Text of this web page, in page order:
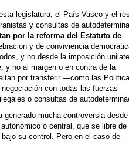
legislatura, el País Vasco y el
y consultas de
por la reforma del Estatuto de
y de conviviencia
y no desde la imposición
y no al margen o en contra de la
por transferir —como las
con todas las fuerzas
o consultas de
generado mucha controversia desde
o central, que se libre de
su control. Pero en el caso de